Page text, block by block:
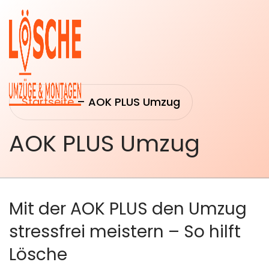
Startseite– AOK PLUS Umzug
AOK PLUS Umzug
Mit der AOK PLUS den Umzug
stressfrei meistern – So hilft
Lösche
Umzüge
&
Montage &
Startseite
Über uns
Leistungen
Umzugsberatung